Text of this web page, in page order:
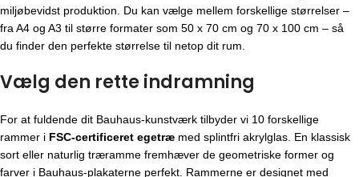
miljøbevidst produktion. Du kan vælge mellem forskellige størrelser –
fra A4 og A3 til større formater som 50 x 70 cm og 70 x 100 cm – så
du finder den perfekte størrelse til netop dit rum.
Vælg den rette indramning
For at fuldende dit Bauhaus-kunstværk tilbyder vi 10 forskellige
rammer i FSC-certificeret egetræ med splintfri akrylglas. En klassisk
sort eller naturlig træramme fremhæver de geometriske former og
farver i Bauhaus-plakaterne perfekt. Rammerne er designet med